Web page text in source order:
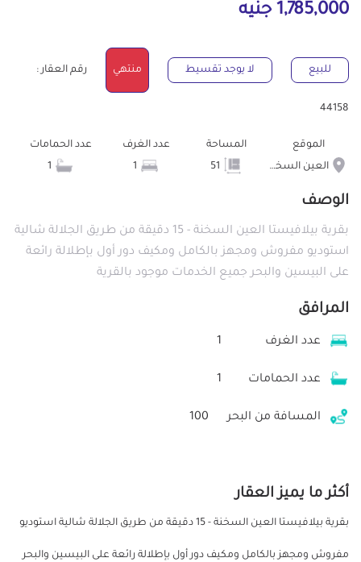
1,785,000 جنيه
للبيع لا يوجد تقسيط منتهي رقم العقار :
44158
الموقع
العين السخنة
المساحة
عدد الغرف
عدد الحمامات
الوصف
بقرية بيلافيستا العين السخنة - 15 دقيقة من طريق الجلالة شالية
استوديو مفروش ومجهز بالكامل ومكيف دور أول بإطلالة رائعة
على البيسين والبحر جميع الخدمات موجود بالقرية
المرافق
عدد الغرف 1
عدد الحمامات 1
المسافة من البحر 100
أكثر ما يميز العقار
بقرية بيلافيستا العين السخنة - 15 دقيقة من طريق الجلالة شالية استوديو
مفروش ومجهز بالكامل ومكيف دور أول بإطلالة رائعة على البيسين والبحر